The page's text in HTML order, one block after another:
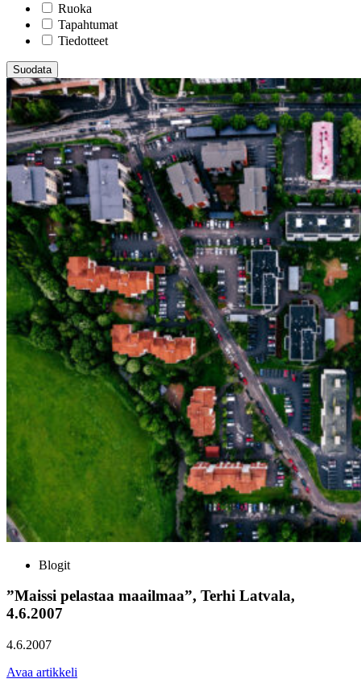
Ruoka
Tapahtumat
Tiedotteet
Blogit
”Maissi pelastaa maailmaa”, Terhi Latvala,
4.6.2007
4.6.2007
Avaa artikkeli